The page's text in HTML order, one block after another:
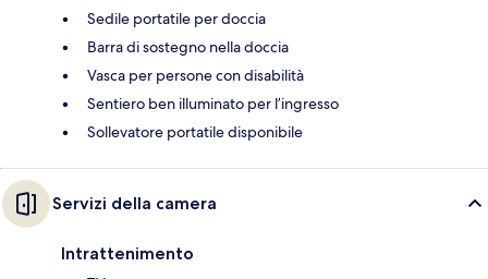
Sedile portatile per doccia
Barra di sostegno nella doccia
Vasca per persone con disabilità
Sentiero ben illuminato per l’ingresso
Sollevatore portatile disponibile
Servizi della camera
Intrattenimento